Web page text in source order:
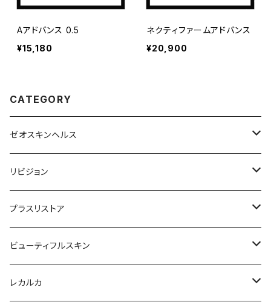
Aアドバンス 0.5
¥15,180
ネクティファームアドバンス
¥20,900
CATEGORY
ゼオスキンヘルス
洗顔料・化粧水
美容液（光老化ケア）
美容液（透明感ケア）
美容液（エイジングケア［ビタミンAシリーズ］）
リビジョン
化粧水
クリーム
美容液
プラスリストア
洗顔
ビューティフルスキン
モイストケア
レカルカ